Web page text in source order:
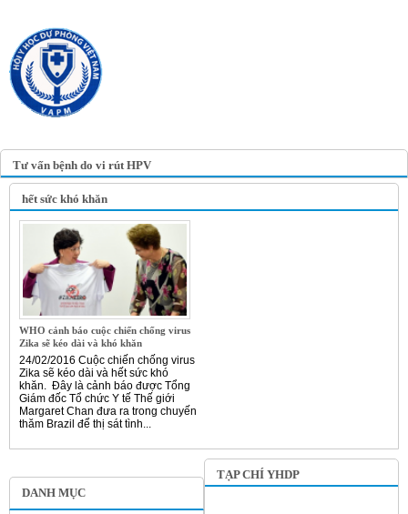
Tư vấn bệnh do vi rút HPV
DANH MỤC
hết sức khó khăn
WHO cảnh báo cuộc chiến chống virus
Zika sẽ kéo dài và khó khăn
24/02/2016 Cuộc chiến chống virus
Zika sẽ kéo dài và hết sức khó
khăn. Đây là cảnh báo được Tổng
Giám đốc Tổ chức Y tế Thế giới
Margaret Chan đưa ra trong chuyến
thăm Brazil để thị sát tình...
TẠP CHÍ YHDP